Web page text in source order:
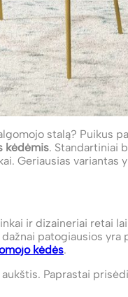
stalą? Puikus
kėdėmis. Standartiniai
Geriausias variantas
ir dizaineriai retai
patogiausios yra
kėdės.
Paprastai